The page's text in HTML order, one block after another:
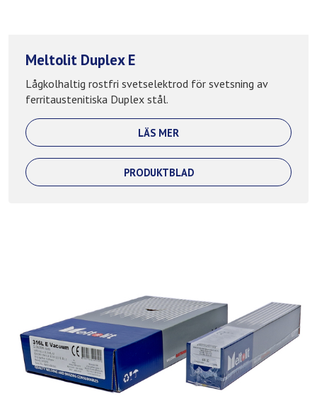
Meltolit Duplex E
Lågkolhaltig rostfri svetselektrod för svetsning av
ferritaustenitiska Duplex stål.
LÄS MER
PRODUKTBLAD